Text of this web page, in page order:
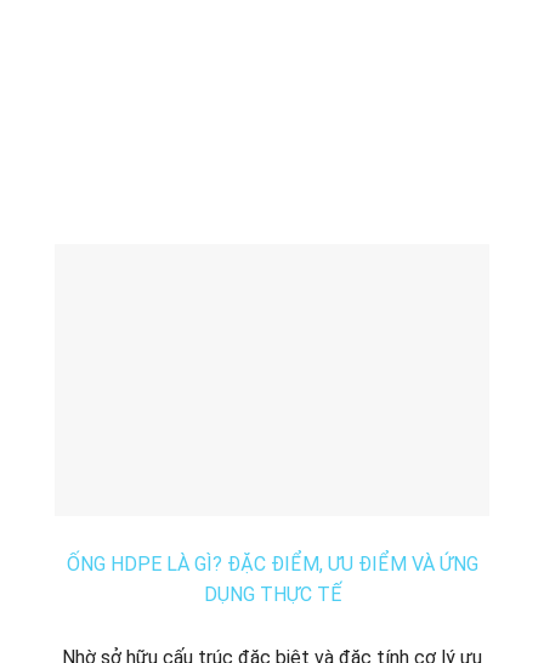
ỐNG HDPE LÀ GÌ? ĐẶC ĐIỂM, ƯU ĐIỂM VÀ ỨNG
DỤNG THỰC TẾ
Nhờ sở hữu cấu trúc đặc biệt và đặc tính cơ lý ưu